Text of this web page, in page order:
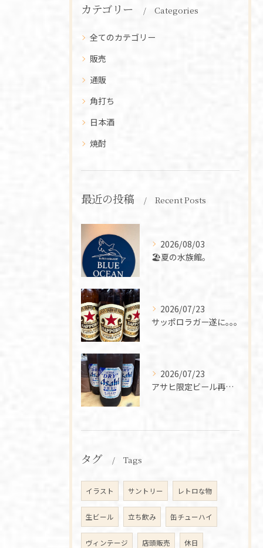
カテゴリー Categories
全てのカテゴリー
販売
通販
角打ち
日本酒
焼酎
最近の投稿 Recent Posts
2026/08/03
🏖️夏の水族館。
2026/07/23
サッポロラガー遂に｡｡｡
2026/07/23
アサヒ限定ビール再入荷‼️
タグ Tags
イラスト サントリー レトロな物
生ビール 立ち飲み 缶チューハイ
ヴィンテージ 店頭販売 休日